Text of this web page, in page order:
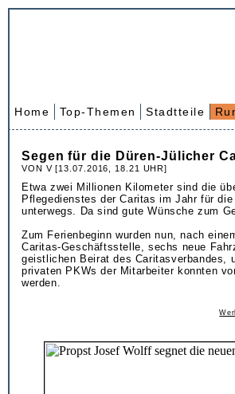
Home Top-Themen Stadtteile
Segen für die Düren-Jülicher
VON V [13.07.2016, 18.21 UHR]
Etwa zwei Millionen Kilometer sind die
Pflegedienstes der Caritas im Jahr für
unterwegs. Da sind gute Wünsche zum
Zum Ferienbeginn wurden nun, nach
Caritas-Geschäftsstelle, sechs neue
geistlichen Beirat des Caritasverbandes,
privaten PKWs der Mitarbeiter konnten
werden.